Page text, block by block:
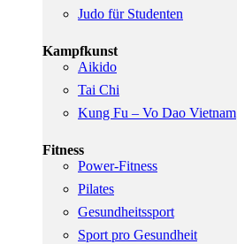
Judo für Studenten
Kampfkunst
Aikido
Tai Chi
Kung Fu – Vo Dao Vietnam
Fitness
Power-Fitness
Pilates
Gesundheitssport
Sport pro Gesundheit